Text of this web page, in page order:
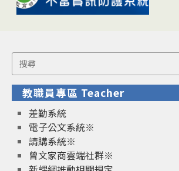
Search
for:
教職員專區 Teacher
差勤系統
電子公文系統※
請購系統※
曾文家商雲端社群※